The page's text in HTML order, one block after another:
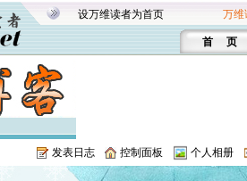
设万维读者为首页 万维
首 页
发表日志 控制面板 个人相册